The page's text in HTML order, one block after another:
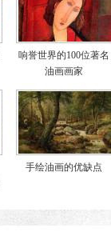
响誉世界的100位著名
油画画家
手绘油画的优缺点